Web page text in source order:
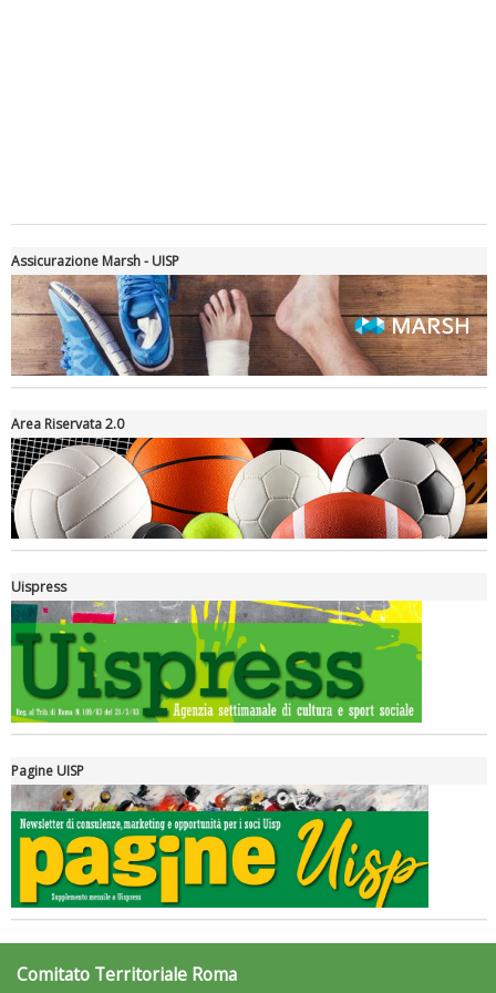
Tiziano Pesce a Radio InBlu2000 traccia il bilancio della stagione
Ddl Lobby, Uisp: “Il Parlamento valorizzi le nostre specificità"
Assicurazione Marsh - UISP
Area Riservata 2.0
Uispress
Pagine UISP
Comitato Territoriale Roma